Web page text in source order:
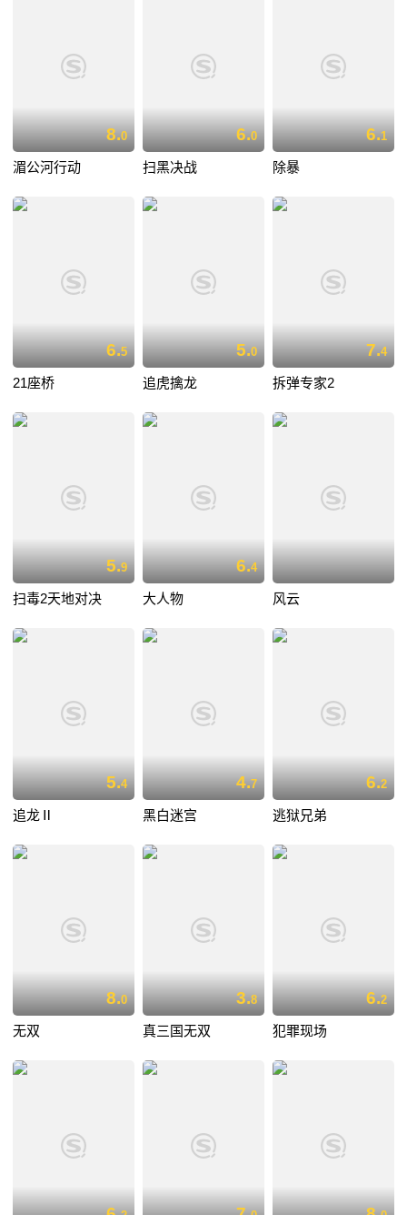
8.0
湄公河行动
6.0
扫黑决战
6.1
除暴
6.5
21座桥
5.0
追虎擒龙
7.4
拆弹专家2
5.9
扫毒2天地对决
6.4
大人物 风云
5.4
追龙Ⅱ
4.7
黑白迷宫
6.2
逃狱兄弟
8.0
无双
3.8
真三国无双
6.2
犯罪现场